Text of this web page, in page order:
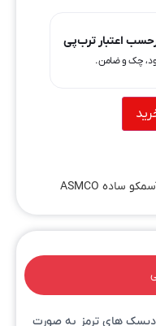
اعتبار ترب‌پی
های ترمز به صورت